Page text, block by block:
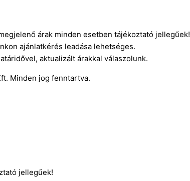
árak minden esetben tájékoztató jellegűek!
ajánlatkérés leadása lehetséges.
aktualizált árakkal válaszolunk.
Minden jog fenntartva.
jellegűek!